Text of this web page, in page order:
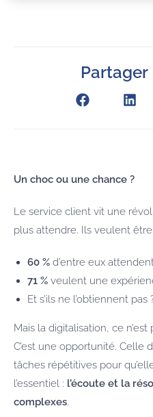
Partager
Un choc ou une chance ?
Le service client vit une
plus attendre. Ils veulent
60 % d’entre eux
71 % veulent une
Et s’ils ne l’obtiennent pas
Mais la digitalisation, ce
C’est une opportunité. Celle
tâches répétitives pour
l’essentiel : l’écoute et la
complexes.